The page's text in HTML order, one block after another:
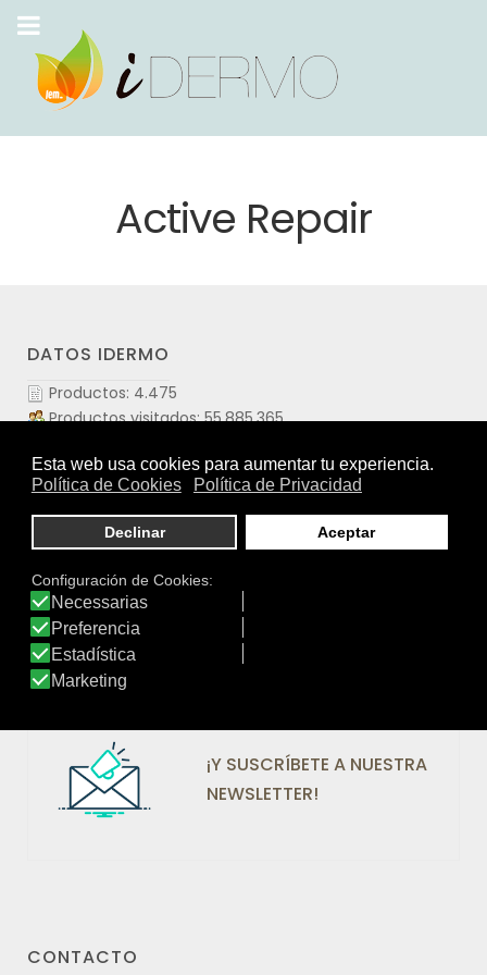
Active Repair
DATOS IDERMO
Productos: 4.475
Productos visitados: 55.885.365
Marcas: 413
Valoraciones: 16.978
¡SÍGUENOS EN REDES!
¡Y SUSCRÍBETE A NUESTRA
NEWSLETTER!
CONTACTO